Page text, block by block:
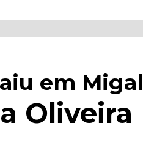
em
Oliveira